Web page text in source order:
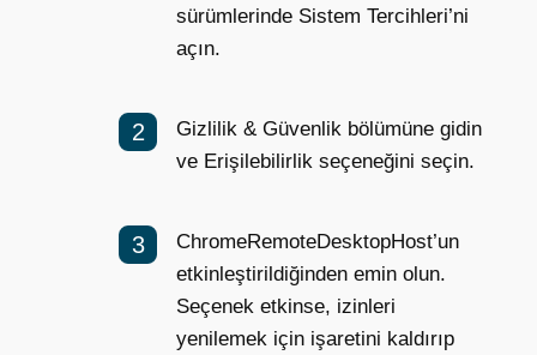
sürümlerinde Sistem Tercihleri’ni
açın.
Gizlilik & Güvenlik bölümüne gidin
ve Erişilebilirlik seçeneğini seçin.
ChromeRemoteDesktopHost’un
etkinleştirildiğinden emin olun.
Seçenek etkinse, izinleri
yenilemek için işaretini kaldırıp